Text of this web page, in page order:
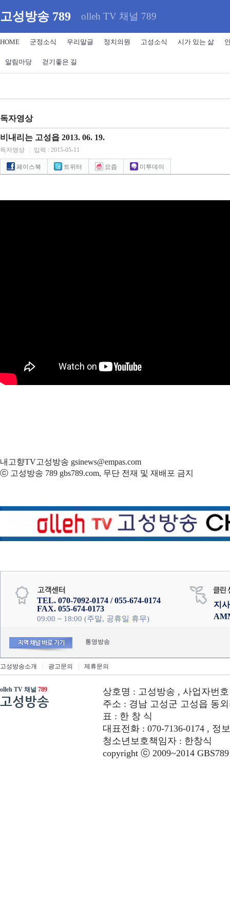
고성방송 789 olleh TV 채널 789
HOME 군정소식 우리말글 정치의원 고성소식 시가 있는 삶
알림마당 걷기좋은 길
독자영상
비내리는 고성읍 2013. 06. 19.
독자영상 입력 : 2015-05-11
페이스북 트위터 요즘 미투데이
내고향TV고성방송 gsinews@empas.com
ⓒ 고성방송 789 gbs789.com, 무단 전재 및 재배포 금지
TEL. 070-7092-0174 / 055-674-0174
FAX. 055-674-0173
09:00 ~ 18:00 (주말, 공휴일 휴무)
지
통영방송
고성방송소개 광고문의 제휴문의
olleh TV 채널 789
고성방송
상호명 : 고성방송 , 사업자번호
주소 : 경남 고성군 고성읍 동외
표 : 한 창 식
대표전화 : 070-7136-0174 , 정
청소년보호책임자 : 한창식
copyright ⓒ 2009~2014